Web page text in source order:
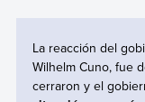
La reacción del
Wilhelm Cuno, fue
cerraron y el